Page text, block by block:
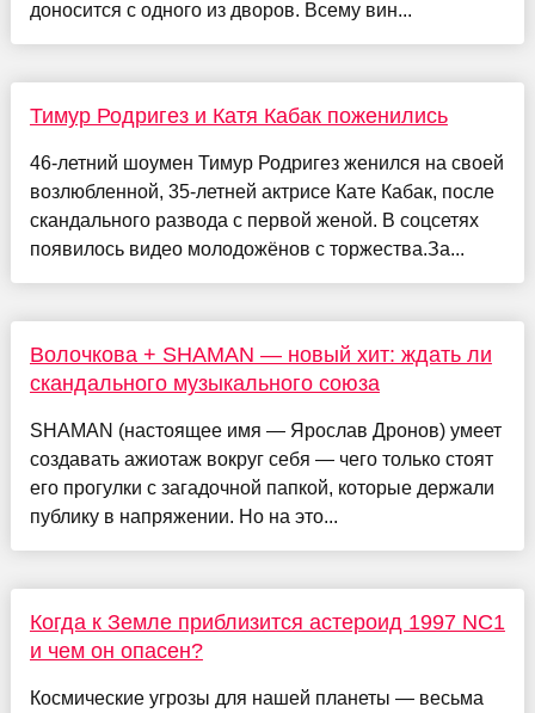
доносится с одного из дворов. Всему вин...
Тимур Родригез и Катя Кабак поженились
46-летний шоумен Тимур Родригез женился на своей
возлюбленной, 35-летней актрисе Кате Кабак, после
скандального развода с первой женой. В соцсетях
появилось видео молодожёнов с торжества.За...
Волочкова + SНАМАN — новый хит: ждать ли
скандального музыкального союза
SHAMAN (настоящее имя — Ярослав Дронов) умеет
создавать ажиотаж вокруг себя — чего только стоят
его прогулки с загадочной папкой, которые держали
публику в напряжении. Но на это...
Когда к Земле приблизится астероид 1997 NC1
и чем он опасен?
Космические угрозы для нашей планеты — весьма